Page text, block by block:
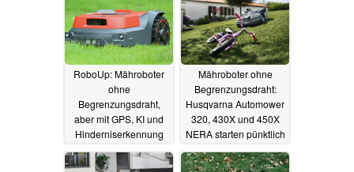
RoboUp: Mähroboter
ohne
Begrenzungsdraht,
aber mit GPS, KI und
Hinderniserkennung
Rabatt 14.02.2023
Mähroboter ohne
Begrenzungsdraht:
Husqvarna Automower
320, 430X und 450X
NERA starten pünktlich
12.02.2023